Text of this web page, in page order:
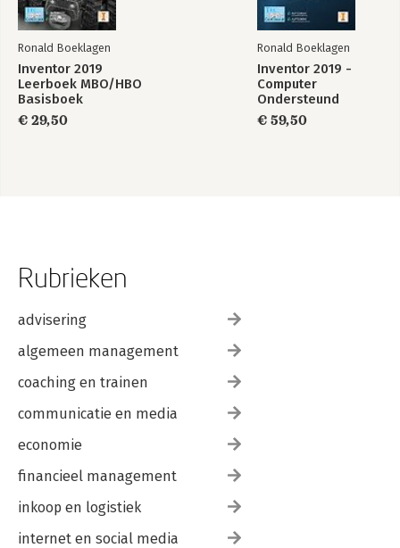
Ronald Boeklagen
Inventor 2019
Leerboek MBO/HBO
Basisboek
€ 29,50
Ronald Boeklagen
Inventor 2019 -
Computer
Ondersteund
Ontwerpen
€ 59,50
Rubrieken
advisering
algemeen management
coaching en trainen
communicatie en media
economie
financieel management
inkoop en logistiek
internet en social media